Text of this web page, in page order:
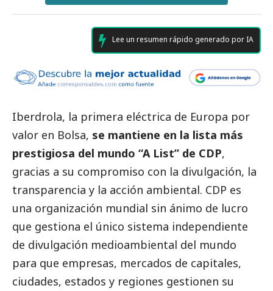
Lee un resumen rápido generado por IA
Iberdrola, la primera eléctrica de Europa por
valor en Bolsa, se mantiene en la lista más
prestigiosa del mundo “A List” de CDP,
gracias a su compromiso con la divulgación, la
transparencia y la acción ambiental. CDP es
una organización mundial sin ánimo de lucro
que gestiona el único sistema independiente
de divulgación medioambiental del mundo
para que empresas, mercados de capitales,
ciudades, estados y regiones gestionen su